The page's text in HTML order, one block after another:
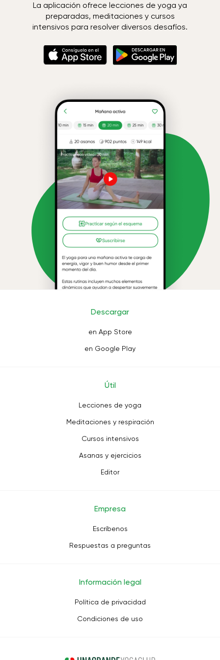
La aplicación ofrece lecciones de yoga ya
preparadas, meditaciones y cursos
intensivos para resolver diversos desafíos.
Descargar
en App Store
en Google Play
Útil
Lecciones de yoga
Meditaciones y respiración
Cursos intensivos
Asanas y ejercicios
Editor
Empresa
Escríbenos
Respuestas a preguntas
Información legal
Política de privacidad
Condiciones de uso